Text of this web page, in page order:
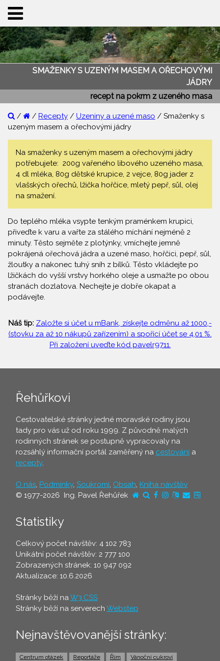
SMAŽENKY S UZENÝM MASEM A OŘECHOVÝMI
JÁDRY
recept na pokrm z uzeného masa
/ / Recepty / Uzeniny a uzené maso / Smaženky s
uzeným masem a ořechovými jádry
Na smaženky s uzeným masem a ořechovými jádry
potřebujete: 200g vařeného libového uzeného masa,
4 dl mléka, 80g dětské krupice, 2 vejce, 80g jader z
vlašských ořechů, lžička hořčice, mletý pepř, sůl, olej
na smažení.
Do teplého mléka vsypte tenkým praménkem krupici,
přiveďte k varu a vařte za stálého míchání nejméně 2
minuty. Těsto sejměte z plotýnky, vmíchejte jemně
pokrájená ořechová jádra a uzené maso, hořčici, pepř, sůl,
žloutky a nakonec tuhý sníh z bílků. Těsto vkládejte po
lžičkách do vyšší vrstvy horkého oleje a usmažte po obou
stranách dozlatova. Nechejte je dobře okapat a
podávejte.
Náš tip: Založte si účet u mBank, získejte odměnu až 1000,-
(stovku za až 10 nákupů zařízením) a spořící účet se 4,01 %.
Při založení uveďte kód pavelr9711.
Řehůřkovi
Cestovatelské stránky jedné moravské rodiny jsou
tady pro vás už od roku 1999. Z původně malých
rodinných stránek se postupně vypracovaly na
rozsáhlý informační portál zaměřený na cestování a
recepty.
O nás, Podmínky, Soukromí, Obsah, Kniha návštěv
© 1977-2026 Ing. Pavel Řehůřek
Statistiky
Celkový počet návštěv: 4 102 783
Unikátní počet návštěv: 2 777 100
Zobrazených stránek: 10 947 092
Aktualizace: 10.6.2026
Stránky běží naW3.CSS
Stránky běží na serverech Webstep
Nejnavštěvovanější stránky:
Centrum otázek Reportáže Řím Vánoční cukroví